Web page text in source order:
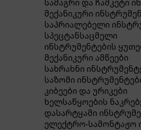
სამაგრი და ჩამკეტი
მექანიკური
საპრიალებელი
სპეცტანსაცმელი
ინსტრუმენტების
მექანიკური ამწეები
სახრახნი
საზომი
კიბეები და ურიკები
ხელსაწყოების
დასარტყამი
ელექტრო-სამონტაჟო